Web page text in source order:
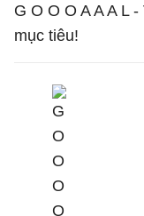
G O O O A A A L
mục tiêu!